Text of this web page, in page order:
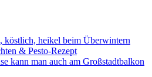
köstlich, heikel beim Überwintern
& Pesto-Rezept
kann man auch am Großstadtbalkon